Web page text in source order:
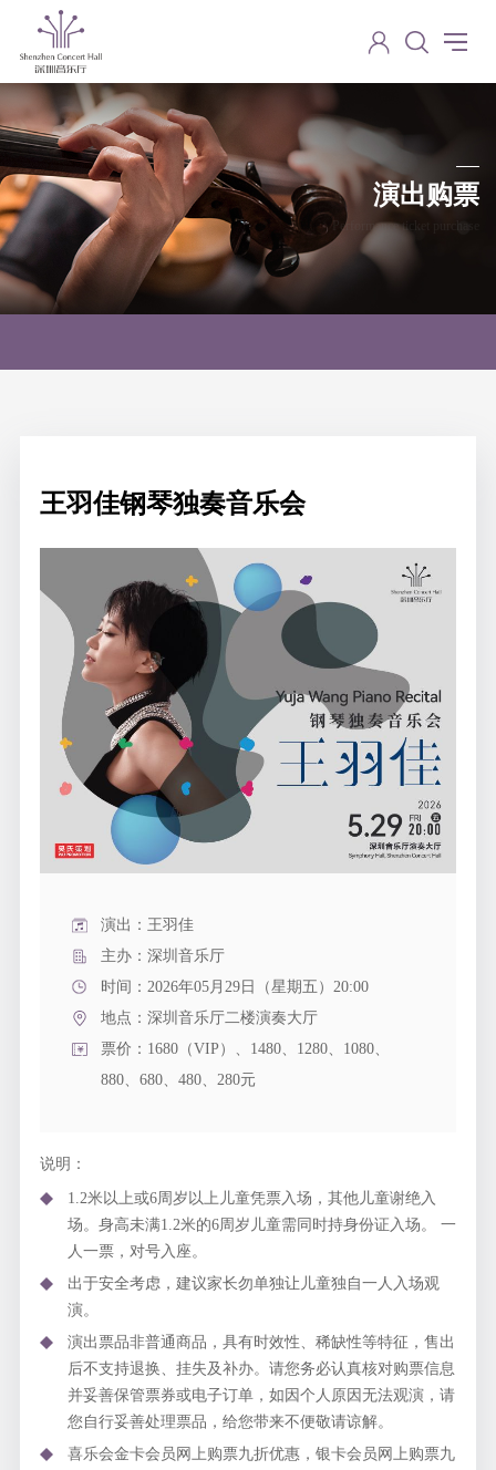
演出购票
Performance ticket purchase
王羽佳钢琴独奏音乐会
演出：王羽佳
主办：深圳音乐厅
时间：2026年05月29日（星期五）20:00
地点： 深圳音乐厅二楼演奏大厅
票价：1680（VIP）、1480、1280、1080、
880、680、480、280元
说明：
1.2米以上或6周岁以上儿童凭票入场，其他儿童谢绝入
场。身高未满1.2米的6周岁儿童需同时持身份证入场。 一
人一票，对号入座。
出于安全考虑，建议家长勿单独让儿童独自一人入场观
演。
演出票品非普通商品，具有时效性、稀缺性等特征，售出
后不支持退换、挂失及补办。请您务必认真核对购票信息
并妥善保管票券或电子订单，如因个人原因无法观演，请
您自行妥善处理票品，给您带来不便敬请谅解。
喜乐会金卡会员网上购票九折优惠，银卡会员网上购票九